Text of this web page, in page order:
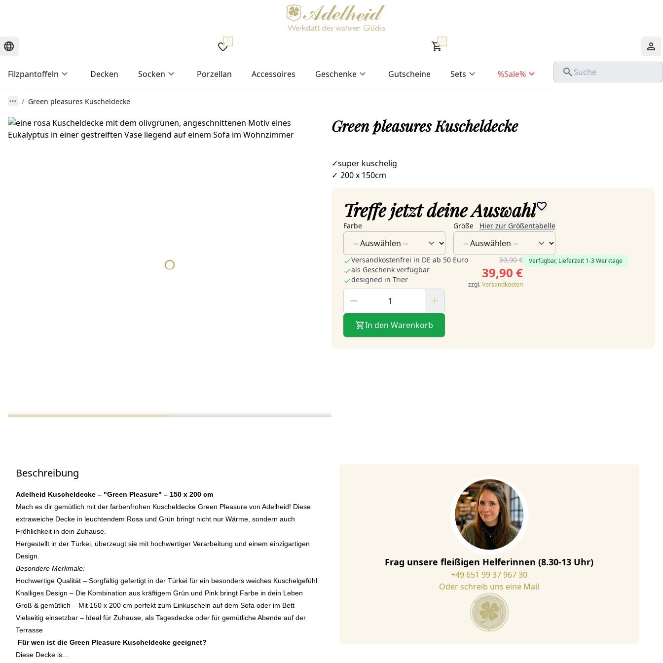
0 0
Filzpantoffeln Decken Socken Porzellan Accessoires Geschenke Gutscheine Sets %Sale%
Green pleasures Kuscheldecke
Green pleasures Kuscheldecke
✓super kuschelig
✓ 200 x 150cm
Treffe jetzt deine Auswahl
Farbe Größe Hier zur Größentabelle
Versandkostenfrei in DE ab 50 Euro
als Geschenk verfügbar
designed in Trier
59,90 €
39,90 €
zzgl.Versandkosten
Verfügbar, Lieferzeit 1-3 Werktage
In den Warenkorb
Beschreibung
Adelheid Kuscheldecke – "Green Pleasure" – 150 x 200 cm
Mach es dir gemütlich mit der farbenfrohen Kuscheldecke Green Pleasure von Adelheid! Diese
extraweiche Decke in leuchtendem Rosa und Grün bringt nicht nur Wärme, sondern auch
Fröhlichkeit in dein Zuhause.
Hergestellt in der Türkei, überzeugt sie mit hochwertiger Verarbeitung und einem einzigartigen
Design.
Besondere Merkmale:
Hochwertige Qualität – Sorgfältig gefertigt in der Türkei für ein besonders weiches Kuschelgefühl
Knalliges Design – Die Kombination aus kräftigem Grün und Pink bringt Farbe in dein Leben
Groß & gemütlich – Mit 150 x 200 cm perfekt zum Einkuscheln auf dem Sofa oder im Bett
Vielseitig einsetzbar – Ideal für Zuhause, als Tagesdecke oder für gemütliche Abende auf der
Terrasse
Für wen ist die Green Pleasure Kuscheldecke geeignet?
Diese Decke is...
Frag unsere fleißigen Helferinnen (8.30-13 Uhr)
+49 651 99 37 967 30
Oder schreib uns eine Mail